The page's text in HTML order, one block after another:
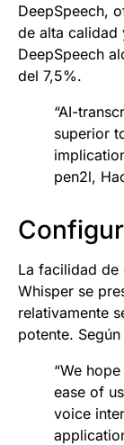
DeepSpeech,
de alta calidad
DeepSpeech
del 7,5%.
“AI-
superior
pen2l,
La facilidad de
Whisper se
relativamente
potente. Según
“We
ease of
voice